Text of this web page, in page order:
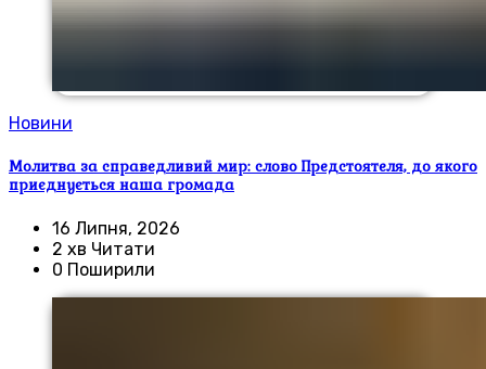
Новини
Молитва за справедливий мир: слово Предстоятеля, до якого
приєднується наша громада
16 Липня, 2026
2 хв Читати
0 Поширили